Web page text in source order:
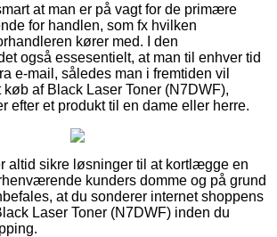
at man er på vagt for de primære
for handlen, som fx hvilken
kører med. I den
også essesentielt, at man til enhver tid
e-mail, således man i fremtiden vil
køb af Black Laser Toner (N7DWF),
efter et produkt til en dame eller herre.
altid sikre løsninger til at kortlægge en
kunders domme og på grund
at du sonderer internet shoppens
Laser Toner (N7DWF) inden du